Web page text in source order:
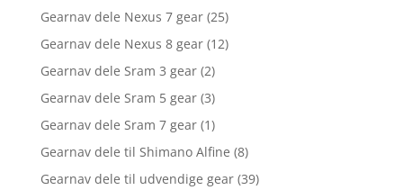
Gearnav dele Nexus 7 gear (25)
Gearnav dele Nexus 8 gear (12)
Gearnav dele Sram 3 gear (2)
Gearnav dele Sram 5 gear (3)
Gearnav dele Sram 7 gear (1)
Gearnav dele til Shimano Alfine (8)
Gearnav dele til udvendige gear (39)